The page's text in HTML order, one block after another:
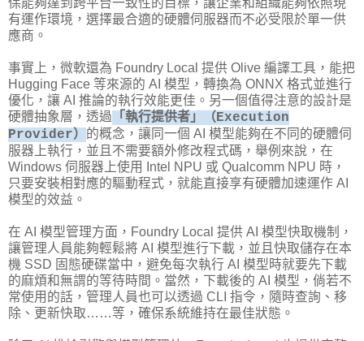
有運作環境，選擇最合適的硬體伺服器而不必受限於單一供
應商。
事實上，微軟還為 Foundry Local 提供 Olive 編譯工具，能把
Hugging Face 等來源的 AI 模型，轉換為 ONNX 格式並進行
優化，讓 AI 推論的執行效能更佳。另一個值得注意的設計是
硬體抽象層，透過 「執行提供者」（Execution
Provider） 的概念，讓同一個 AI 模型能夠在不同的硬體伺
服器上執行，並且不需要額外修改程式碼，舉例來說，在
Windows 伺服器上使用 Intel NPU 或 Qualcomm NPU 時，
只要安裝相對應的驅動程式，就能直接享有硬體加速運作 AI
模型的效益。
在 AI 模型管理方面，Foundry Local 提供 AI 模型快取機制，
讓管理人員能夠輕鬆將 AI 模型進行下載，並且快取儲存在本
機 SSD 固態硬碟當中，避免每次執行 AI 模型時就要先下載
的麻煩和無謂的等待時間。當然，下載後的 AI 模型，倘若不
常使用的話，管理人員也可以透過 CLI 指令，隨時查詢、移
除、更新快取……等，確保系統維持在最佳狀態。